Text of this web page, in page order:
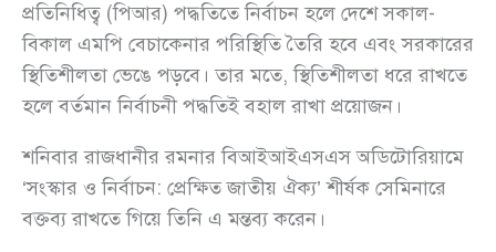
প্রতিনিধিত্ব (পিআর) পদ্ধতিতে নির্বাচন হলে দেশে সকাল-
বিকাল এমপি বেচাকেনার পরিস্থিতি তৈরি হবে এবং সরকারের
স্থিতিশীলতা ভেঙে পড়বে। তার মতে, স্থিতিশীলতা ধরে রাখতে
হলে বর্তমান নির্বাচনী পদ্ধতিই বহাল রাখা প্রয়োজন।
শনিবার রাজধানীর রমনার বিআইআইএসএস অডিটোরিয়ামে
‘সংস্কার ও নির্বাচন: প্রেক্ষিত জাতীয় ঐক্য’ শীর্ষক সেমিনারে
বক্তব্য রাখতে গিয়ে তিনি এ মন্তব্য করেন।